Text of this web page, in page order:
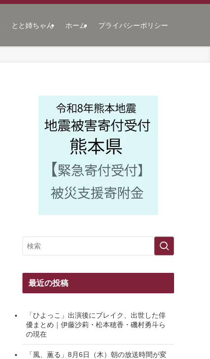
とと姉ちゃん ホーム プライバシーポリシー
最近の投稿
「ひよっこ」出演後にブレイク、出世した俳
優まとめ｜伊藤沙莉・松本穂香・磯村勇斗ら
の現在
「風、薫る」8月6日（木）朝の放送時間が変